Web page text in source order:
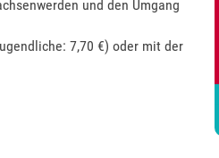
und den Umgang
7,70 €) oder mit der